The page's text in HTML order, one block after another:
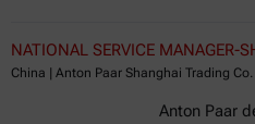
NATIONAL SERVICE MANAGER-
China | Anton Paar Shanghai Trading
Anton Paar